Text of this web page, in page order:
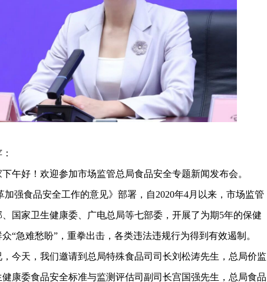
午好！欢迎参加市场监管总局食品安全专题新闻发布会。
强食品安全工作的意见》部署，自2020年4月以来，市场监管
国家卫生健康委、广电总局等七部委，开展了为期5年的保健
“急难愁盼”，重拳出击，各类违法违规行为得到有效遏制。
今天，我们邀请到总局特殊食品司司长刘松涛先生，总局价监
康委食品安全标准与监测评估司副司长宫国强先生，总局食品